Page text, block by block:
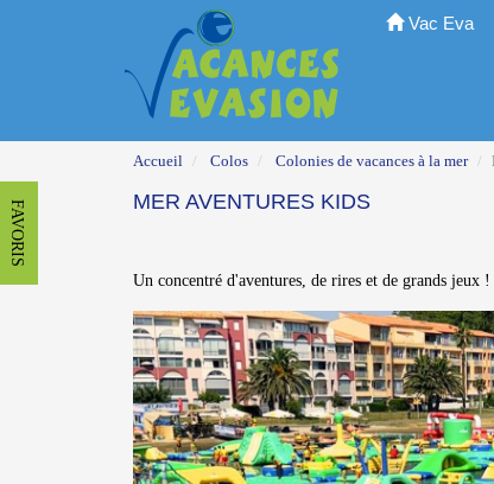
Vac Eva
FAVORIS
Accueil Colos Colonies de vacances à la mer
MER AVENTURES KIDS
Un concentré d'aventures, de rires et de grands jeux !